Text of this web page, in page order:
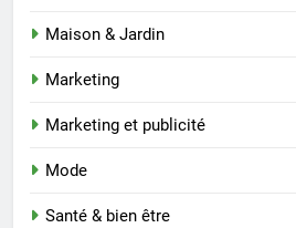
Maison & Jardin
Marketing
Marketing et publicité
Mode
Santé & bien être